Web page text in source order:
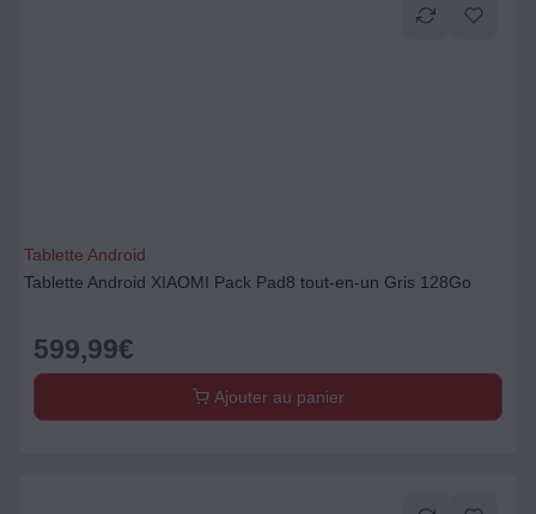
Tablette Android
Tablette Android XIAOMI Pack Pad8 tout-en-un Gris 128Go
599,99€
Ajouter au panier